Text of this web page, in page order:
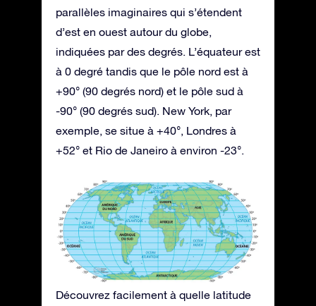
parallèles imaginaires qui s’étendent
d’est en ouest autour du globe,
indiquées par des degrés. L’équateur est
à 0 degré tandis que le pôle nord est à
+90° (90 degrés nord) et le pôle sud à
-90° (90 degrés sud). New York, par
exemple, se situe à +40°, Londres à
+52° et Rio de Janeiro à environ -23°.
Découvrez facilement à quelle latitude